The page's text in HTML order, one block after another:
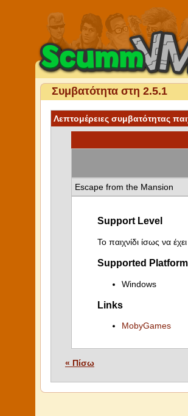
Συμβατότητα στη 2.5.1
Λεπτομέρειες συμβατότητας
Escape from the Mansion
Support Level
Το παιχνίδι ίσως να
Supported
Windows
Links
MobyGames
« Πίσω